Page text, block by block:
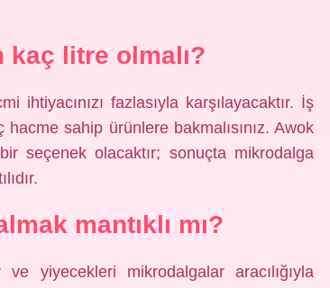
kaç litre olmalı?
fazlasıyla karşılayacaktır. İş
sahip ürünlere bakmalısınız. Awok
seçenek olacaktır; sonuçta mikrodalga
mantıklı mı?
yiyecekleri mikrodalgalar aracılığıyla